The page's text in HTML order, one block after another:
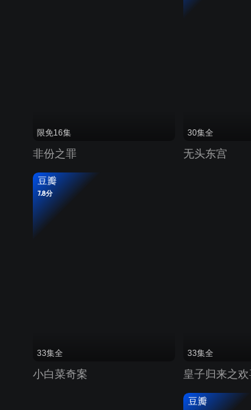
限免16集
非份之罪
30集全
无头东宫
豆瓣
7.8分
33集全
小白菜奇案
33集全
皇子归来之
豆瓣